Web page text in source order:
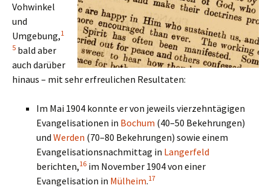
Vohwinkel
und
Umgebung,1
5 bald aber
auch darüber
hinaus – mit sehr erfreulichen Resultaten:
Im Mai 1904 konnte er von jeweils vierzehntägigen
Evangelisationen in Bochum (40–50 Bekehrungen)
und Werden (70–80 Bekehrungen) sowie einem
Evangelisationsnachmittag in Langerfeld
berichten,16 im November 1904 von einer
Evangelisation in Mülheim.17